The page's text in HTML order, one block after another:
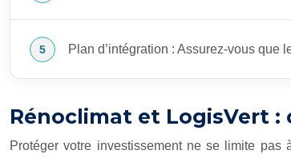
Plan d’intégration : Assurez-vous que
Rénoclimat et LogisVert
Protéger votre investissement ne se limite